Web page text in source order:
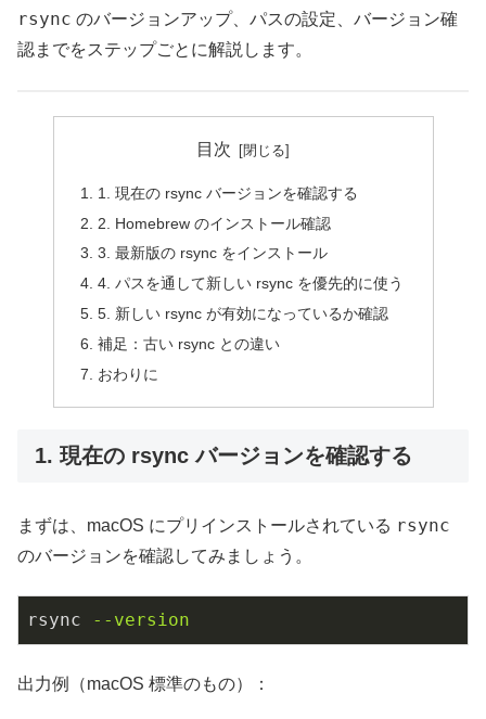
rsync のバージョンアップ、パスの設定、バージョン確
認までをステップごとに解説します。
目次
1. 現在の rsync バージョンを確認する
2. Homebrew のインストール確認
3. 最新版の rsync をインストール
4. パスを通して新しい rsync を優先的に使う
5. 新しい rsync が有効になっているか確認
補足：古い rsync との違い
おわりに
1. 現在の rsync バージョンを確認する
まずは、macOS にプリインストールされている rsync
のバージョンを確認してみましょう。
rsync --version
出力例（macOS 標準のもの）：